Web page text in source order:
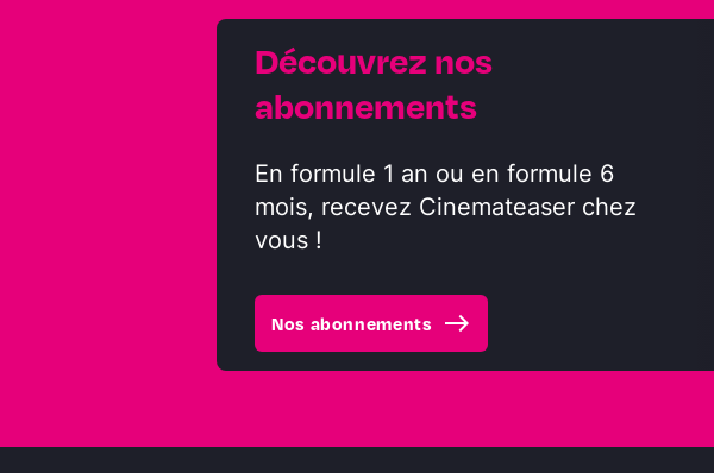
Découvrez nos
abonnements
En formule 1 an ou en formule 6
mois, recevez Cinemateaser chez
vous !
Nos abonnements east